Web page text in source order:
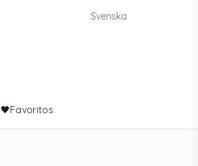
🖤Favoritos
Svenska